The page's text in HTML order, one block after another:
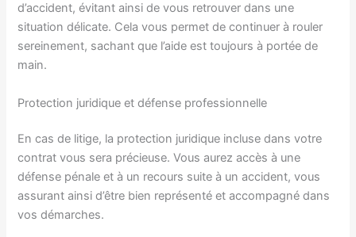
d’accident, évitant ainsi de vous retrouver dans une
situation délicate. Cela vous permet de continuer à rouler
sereinement, sachant que l’aide est toujours à portée de
main.
Protection juridique et défense professionnelle
En cas de litige, la protection juridique incluse dans votre
contrat vous sera précieuse. Vous aurez accès à une
défense pénale et à un recours suite à un accident, vous
assurant ainsi d’être bien représenté et accompagné dans
vos démarches.